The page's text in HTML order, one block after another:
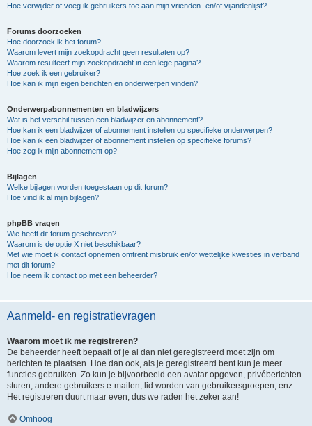
Hoe verwijder of voeg ik gebruikers toe aan mijn vrienden- en/of vijandenlijst?
Forums doorzoeken
Hoe doorzoek ik het forum?
Waarom levert mijn zoekopdracht geen resultaten op?
Waarom resulteert mijn zoekopdracht in een lege pagina?
Hoe zoek ik een gebruiker?
Hoe kan ik mijn eigen berichten en onderwerpen vinden?
Onderwerpabonnementen en bladwijzers
Wat is het verschil tussen een bladwijzer en abonnement?
Hoe kan ik een bladwijzer of abonnement instellen op specifieke onderwerpen?
Hoe kan ik een bladwijzer of abonnement instellen op specifieke forums?
Hoe zeg ik mijn abonnement op?
Bijlagen
Welke bijlagen worden toegestaan op dit forum?
Hoe vind ik al mijn bijlagen?
phpBB vragen
Wie heeft dit forum geschreven?
Waarom is de optie X niet beschikbaar?
Met wie moet ik contact opnemen omtrent misbruik en/of wettelijke kwesties in verband
met dit forum?
Hoe neem ik contact op met een beheerder?
Aanmeld- en registratievragen
Waarom moet ik me registreren?
De beheerder heeft bepaalt of je al dan niet geregistreerd moet zijn om
berichten te plaatsen. Hoe dan ook, als je geregistreerd bent kun je meer
functies gebruiken. Zo kun je bijvoorbeeld een avatar opgeven, privéberichten
sturen, andere gebruikers e-mailen, lid worden van gebruikersgroepen, enz.
Het registreren duurt maar even, dus we raden het zeker aan!
Omhoog